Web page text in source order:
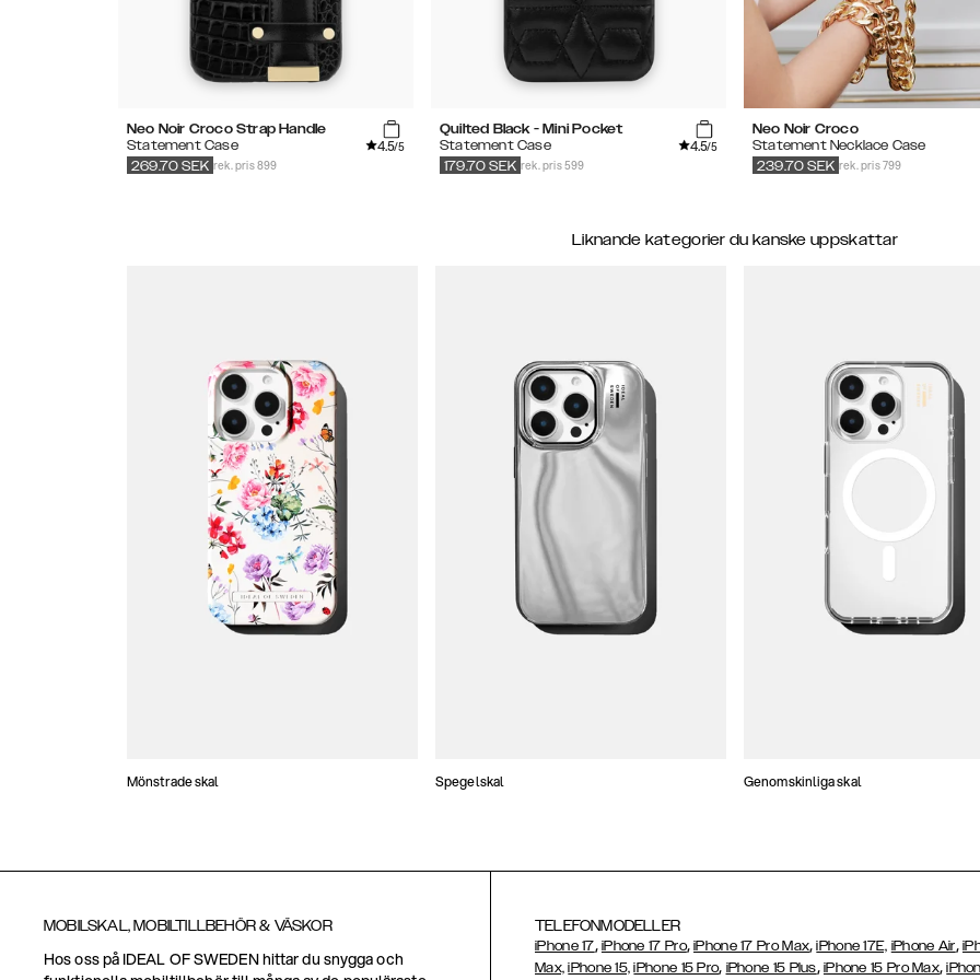
Neo Noir Croco Strap Handle
Statement Case
4.5/5
rek. pris 899
269.70 SEK
Quilted Black - Mini Pocket
Statement Case
4.5/5
rek. pris 599
179.70 SEK
Neo Noir Croco
Statement Necklace Case
rek. pris 799
239.70 SEK
Liknande kategorier du kanske uppskattar
Mönstrade skal Spegelskal Genomskinliga skal
MOBILSKAL, MOBILTILLBEHÖR & VÄSKOR
Hos oss på IDEAL OF SWEDEN hittar du snygga och
TELEFONMODELLER
iPhone 17, iPhone 17 Pro,iPhone 17 Pro Max,iPhone 17E, iPhone Air,
Max, iPhone 15, iPhone 15 Pro, iPhone 15 Plus, iPhone 15 Pro Max,